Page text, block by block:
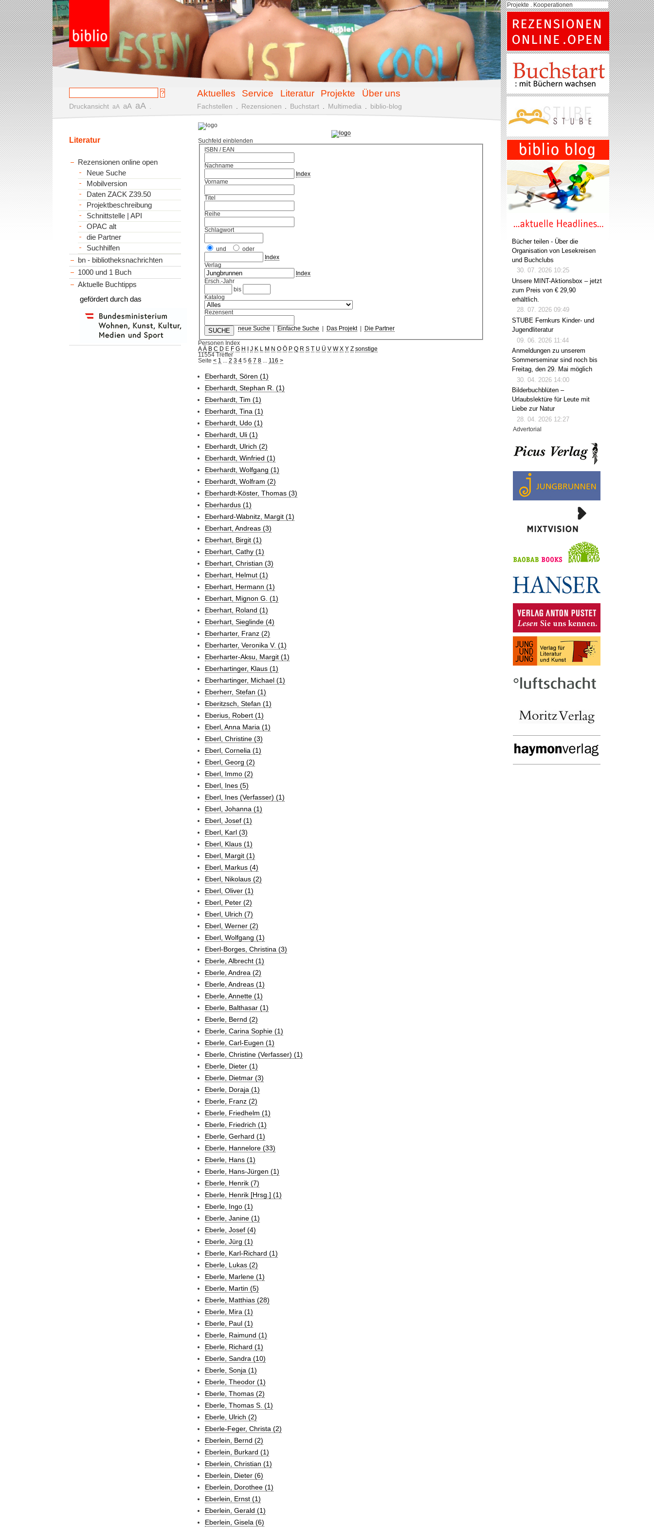
Aktuelles Service Literatur Projekte Über uns
Druckansicht aA aA aA Fachstellen Rezensionen Buchstart Multimedia biblio-blog
Suchfeld einblenden
ISBN / EAN
Nachname
Index
Vorname
Titel
Reihe
Schlagwort
und
oder
Index
Verlag
Index
Ersch.-Jahr
bis
Katalog
Rezensent
neue Suche Einfache Suche Das Projekt| Die Partner
Personen Index
A Ä B C D E F G H J K M N O Ö P Q R S U Ü V W X Y Z sonstige
11554 Treffer
Seite< 1 ...2 3 4 5 6 7 8 116 >
Eberhardt, Sören (1)
Eberhardt, Stephan R. (1)
Eberhardt, Tim (1)
Eberhardt, Tina (1)
Eberhardt, Udo (1)
Eberhardt, Uli (1)
Eberhardt, Ulrich (2)
Eberhardt, Winfried (1)
Eberhardt, Wolfgang (1)
Eberhardt, Wolfram (2)
Eberhardt-Köster, Thomas (3)
Eberhardus (1)
Eberhard-Wabnitz, Margit (1)
Eberhart, Andreas (3)
Eberhart, Birgit (1)
Eberhart, Cathy (1)
Eberhart, Christian (3)
Eberhart, Helmut (1)
Eberhart, Hermann (1)
Eberhart, Mignon G. (1)
Eberhart, Roland (1)
Eberhart, Sieglinde (4)
Eberharter, Franz (2)
Eberharter, Veronika V. (1)
Eberharter-Aksu, Margit (1)
Eberhartinger, Klaus (1)
Eberhartinger, Michael (1)
Eberherr, Stefan (1)
Eberitzsch, Stefan (1)
Eberius, Robert (1)
Eberl, Anna Maria (1)
Eberl, Christine (3)
Eberl, Cornelia (1)
Eberl, Georg (2)
Eberl, Immo (2)
Eberl, Ines (5)
Eberl, Ines (Verfasser) (1)
Eberl, Johanna (1)
Eberl, Josef (1)
Eberl, Karl (3)
Eberl, Klaus (1)
Eberl, Margit (1)
Eberl, Markus (4)
Eberl, Nikolaus (2)
Eberl, Oliver (1)
Eberl, Peter (2)
Eberl, Ulrich (7)
Eberl, Werner (2)
Eberl, Wolfgang (1)
Eberl-Borges, Christina (3)
Eberle, Albrecht (1)
Eberle, Andrea (2)
Eberle, Andreas (1)
Eberle, Annette (1)
Eberle, Balthasar (1)
Eberle, Bernd (2)
Eberle, Carina Sophie (1)
Eberle, Carl-Eugen (1)
Eberle, Christine (Verfasser) (1)
Eberle, Dieter (1)
Eberle, Dietmar (3)
Eberle, Doraja (1)
Eberle, Franz (2)
Eberle, Friedhelm (1)
Eberle, Friedrich (1)
Eberle, Gerhard (1)
Eberle, Hannelore (33)
Eberle, Hans (1)
Eberle, Hans-Jürgen (1)
Eberle, Henrik (7)
Eberle, Henrik [Hrsg.] (1)
Eberle, Ingo (1)
Eberle, Janine (1)
Eberle, Josef (4)
Eberle, Jürg (1)
Eberle, Karl-Richard (1)
Eberle, Lukas (2)
Eberle, Marlene (1)
Eberle, Martin (5)
Eberle, Matthias (28)
Eberle, Mira (1)
Eberle, Paul (1)
Eberle, Raimund (1)
Eberle, Richard (1)
Eberle, Sandra (10)
Eberle, Sonja (1)
Eberle, Theodor (1)
Eberle, Thomas (2)
Eberle, Thomas S. (1)
Eberle, Ulrich (2)
Eberle-Feger, Christa (2)
Eberlein, Bernd (2)
Eberlein, Burkard (1)
Eberlein, Christian (1)
Eberlein, Dieter (6)
Eberlein, Dorothee (1)
Eberlein, Ernst (1)
Eberlein, Gerald (1)
Eberlein, Gisela (6)
Literatur
Rezensionen online open
Neue Suche
Mobilversion
Daten ZACK Z39.50
Projektbeschreibung
Schnittstelle | API
OPAC alt
die Partner
Suchhilfen
bn - bibliotheksnachrichten
1000 und 1 Buch
Aktuelle Buchtipps
gefördert durch das
Projekte . Kooperationen
Bücher teilen - Über die
Organisation von Lesekreisen
und Buchclubs
30. 07. 2026 10:25
Unsere MINT-Aktionsbox – jetzt
zum Preis von € 29,90
erhältlich.
28. 07. 2026 09:49
STUBE Fernkurs Kinder- und
Jugendliteratur
09. 06. 2026 11:44
Anmeldungen zu unserem
Sommerseminar sind noch bis
Freitag, den 29. Mai möglich
30. 04. 2026 14:00
Bilderbuchblüten –
Urlaubslektüre für Leute mit
Liebe zur Natur
28. 04. 2026 12:27
Advertorial